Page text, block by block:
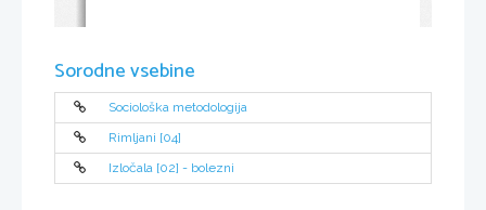
Sorodne vsebine
Sociološka metodologija
Rimljani [04]
Izločala [02] - bolezni